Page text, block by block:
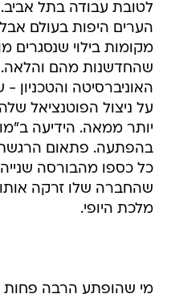
לטובת עבודה בתל
הערים היפות בעולם
מקומות בילוי שנסגרים
שהחדשנות מהם
האוניברסיטה
על ניצול הפוטנציאל
יותר ממאה. הידיעה
בהפתעה. פתאום
כל כספו מהבורסה
שהחברה שלו זרקה
מלכת היופי.
מי שהופתע הרבה פחות